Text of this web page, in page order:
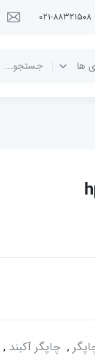
۰۲۱-۸۸۳۲۱۵۰۸
, چاپگر آکبند ,